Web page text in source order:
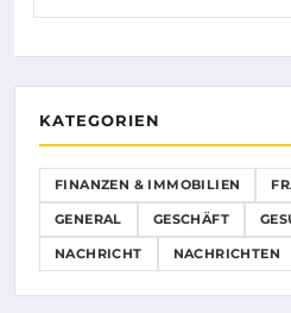
KATEGORIEN
FINANZEN & IMMOBILIEN
GENERAL GESCHÄFT
NACHRICHT NACHRICHTEN